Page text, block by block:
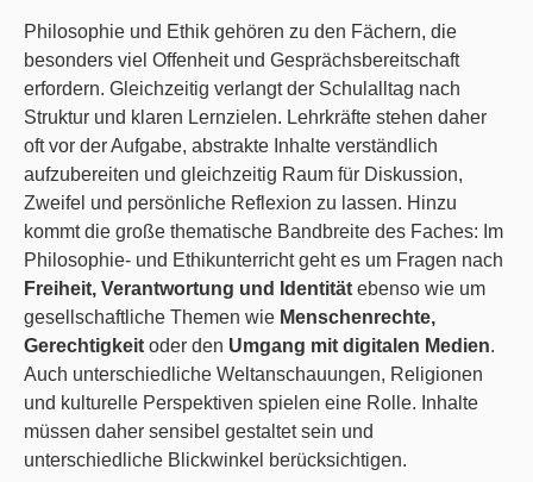
Philosophie und Ethik gehören zu den Fächern, die
besonders viel Offenheit und Gesprächsbereitschaft
erfordern. Gleichzeitig verlangt der Schulalltag nach
Struktur und klaren Lernzielen. Lehrkräfte stehen daher
oft vor der Aufgabe, abstrakte Inhalte verständlich
aufzubereiten und gleichzeitig Raum für Diskussion,
Zweifel und persönliche Reflexion zu lassen. Hinzu
kommt die große thematische Bandbreite des Faches: Im
Philosophie- und Ethikunterricht geht es um Fragen nach
Freiheit, Verantwortung und Identität ebenso wie um
gesellschaftliche Themen wie Menschenrechte,
Gerechtigkeit oder den Umgang mit digitalen Medien.
Auch unterschiedliche Weltanschauungen, Religionen
und kulturelle Perspektiven spielen eine Rolle. Inhalte
müssen daher sensibel gestaltet sein und
unterschiedliche Blickwinkel berücksichtigen.